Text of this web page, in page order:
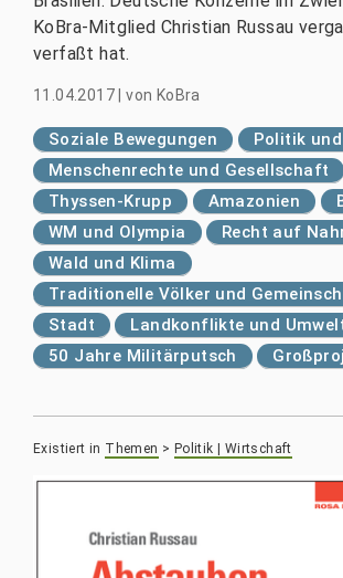
KoBra-Mitglied Christian Russau
verfaßt hat.
11.04.2017 |von KoBra
Soziale Bewegungen
Politik
Menschenrechte und Gesellschaft
Thyssen-Krupp
Amazonien
WM und Olympia
Recht auf
Wald und Klima
Traditionelle Völker und
Stadt
Landkonflikte und
50 Jahre Militärputsch
Existiert in Themen > Politik | Wirtschaft